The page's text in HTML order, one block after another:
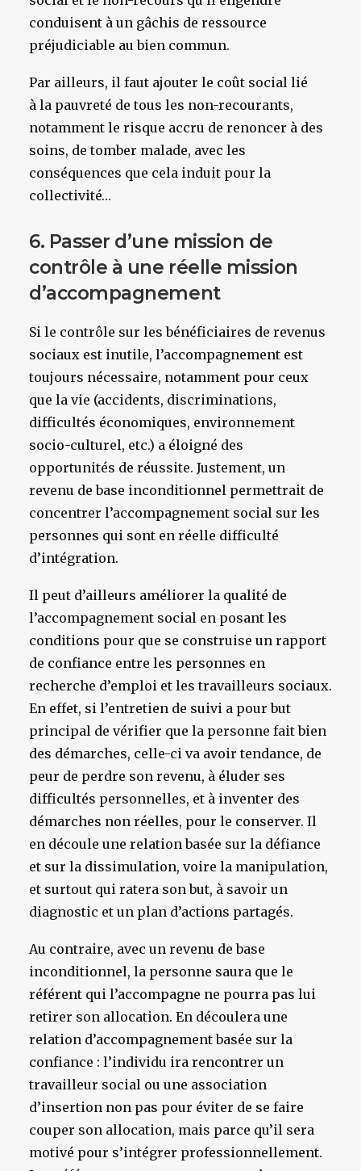
conduisent à un gâchis de ressource
préjudiciable au bien commun.
Par ailleurs, il faut ajouter le coût social lié
à la pauvreté de tous les non-recourants,
notamment le risque accru de renoncer à des
soins, de tomber malade, avec les
conséquences que cela induit pour la
collectivité…
6. Passer d’une mission de
contrôle à une réelle mission
d’accompagnement
Si le contrôle sur les bénéficiaires de revenus
sociaux est inutile, l’accompagnement est
toujours nécessaire, notamment pour ceux
que la vie (accidents, discriminations,
difficultés économiques, environnement
socio-culturel, etc.) a éloigné des
opportunités de réussite. Justement, un
revenu de base inconditionnel permettrait de
concentrer l’accompagnement social sur les
personnes qui sont en réelle difficulté
d’intégration.
Il peut d’ailleurs améliorer la qualité de
l’accompagnement social en posant les
conditions pour que se construise un rapport
de confiance entre les personnes en
recherche d’emploi et les travailleurs sociaux.
En effet, si l’entretien de suivi a pour but
principal de vérifier que la personne fait bien
des démarches, celle-ci va avoir tendance, de
peur de perdre son revenu, à éluder ses
difficultés personnelles, et à inventer des
démarches non réelles, pour le conserver. Il
en découle une relation basée sur la défiance
et sur la dissimulation, voire la manipulation,
et surtout qui ratera son but, à savoir un
diagnostic et un plan d’actions partagés.
Au contraire, avec un revenu de base
inconditionnel, la personne saura que le
référent qui l’accompagne ne pourra pas lui
retirer son allocation. En découlera une
relation d’accompagnement basée sur la
confiance : l’individu ira rencontrer un
travailleur social ou une association
d’insertion non pas pour éviter de se faire
couper son allocation, mais parce qu’il sera
motivé pour s’intégrer professionnellement.